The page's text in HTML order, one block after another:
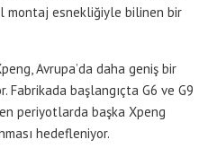
montaj esnekliğiyle bilinen bir
Avrupa’da daha geniş bir
Fabrikada başlangıçta G6 ve G9
periyotlarda başka Xpeng
hedefleniyor.